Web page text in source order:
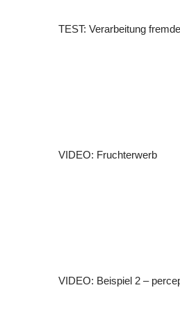
TEST: Verarbeitung
VIDEO: Fruchterwerb
VIDEO: Beispiel 2 –